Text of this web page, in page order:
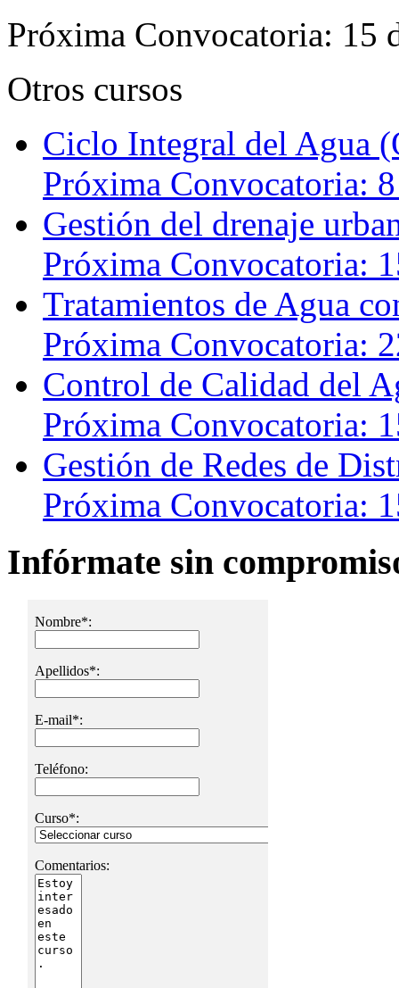
Próxima Convocatoria: 15
Otros cursos
Ciclo Integral del Agua
Próxima Convocatoria:
Gestión del drenaje
Próxima Convocatoria:
Tratamientos de Agua
Próxima Convocatoria:
Control de Calidad del
Próxima Convocatoria:
Gestión de Redes de
Próxima Convocatoria:
Infórmate sin